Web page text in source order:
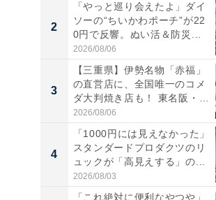
2
「やっと巡り会えたよ」ダイ
ソーの“ちいかわポーチ”が22
0円で反響。ぬい活＆防災...
2026/08/06
3
【三重県】伊勢名物「赤福」
の直営店に、全国唯一のコメ
ダ大判焼き店も！ 東名阪・
伊...
2026/08/06
4
「1000円には見えなかった」
スタンダードプロダクツのリ
ュックが「高見えする」の...
2026/08/03
「これ絶対に便利なやつや」